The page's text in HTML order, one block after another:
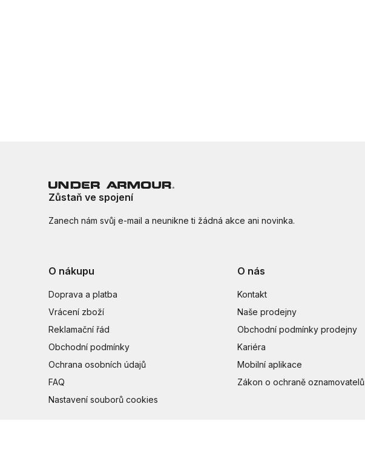
Zůstaň ve spojení
Zanech nám svůj e-mail a neunikne ti žádná akce ani novinka.
O nákupu
Doprava a platba
Vrácení zboží
Reklamační řád
Obchodní podmínky
Ochrana osobních údajů
FAQ
Nastavení souborů cookies
O nás
Kontakt
Naše prodejny
Obchodní podmínky prodejny
Kariéra
Mobilní aplikace
Zákon o ochraně oznamovatelů